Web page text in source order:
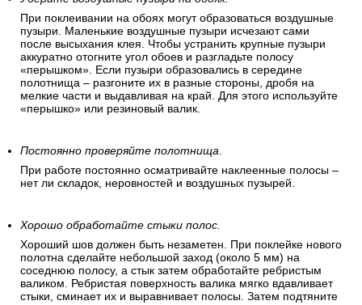
Обойные стыки должны быть хорошо промазаны. Излишек
клея затем выдавливается «перышком» и убирается
губкой. Если вы все сделали верно, то у вас получится
идеальный стык.
Уберите воздушные пузыри на обоях.
При поклеивании на обоях могут образоваться воздушные
пузыри. Маленькие воздушные пузыри исчезают сами
аккуратно отогните угол обоев и разгладьте полосу
«перышком». Если пузыри образовались в середине
полотнища – разгоните их в разные стороны, дробя на
мелкие части и выдавливая на край. Для этого используйте
Постоянно проверяйте полотнища
При работе постоянно осматривайте наклеенные полосы –
нет ли складок, неровностей и воздушных пузырей.